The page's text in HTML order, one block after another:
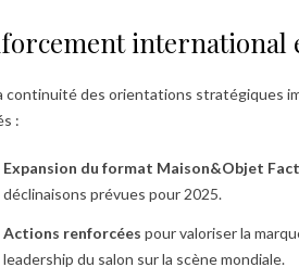
international
continuité des orientations stratégiques
:
Expansion du format Maison&Objet
déclinaisons prévues pour 2025.
Actions renforcées pour valoriser la
leadership du salon sur la scène mondiale.